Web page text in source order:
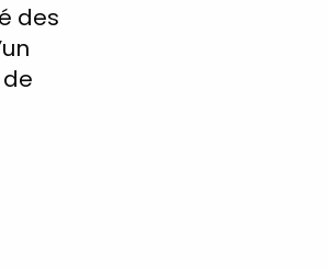
des